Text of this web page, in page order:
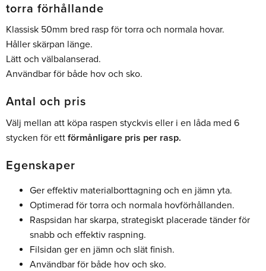
torra förhållande
Klassisk 50mm bred rasp för torra och normala hovar.
Håller skärpan länge.
Lätt och välbalanserad.
Användbar för både hov och sko.
Antal och pris
Välj mellan att köpa raspen styckvis eller i en låda med 6
stycken för ett förmånligare pris per rasp.
Egenskaper
Ger effektiv materialborttagning och en jämn yta.
Optimerad för torra och normala hovförhållanden.
Raspsidan har skarpa, strategiskt placerade tänder för
snabb och effektiv raspning.
Filsidan ger en jämn och slät finish.
Användbar för både hov och sko.